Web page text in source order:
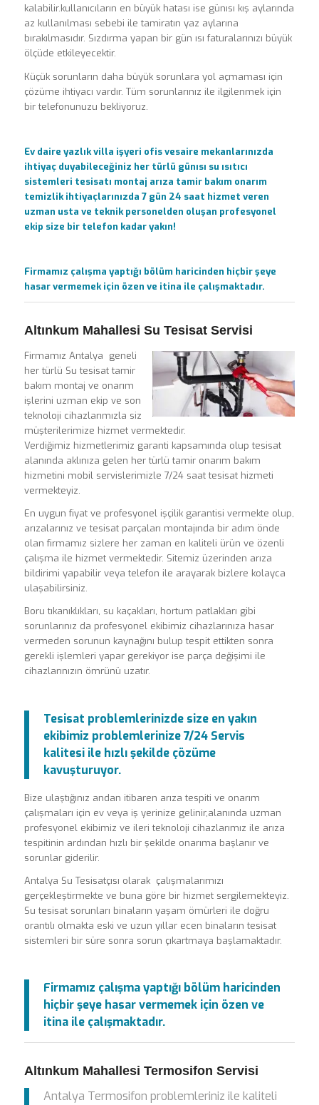
kalabilir.kullanıcıların en büyük hatası ise günısı kış aylarında
az kullanılması sebebi ile tamiratın yaz aylarına
bırakılmasıdır. Sızdırma yapan bir gün ısı faturalarınızı büyük
ölçüde etkileyecektir.
Küçük sorunların daha büyük sorunlara yol açmaması için
çözüme ihtiyacı vardır. Tüm sorunlarınız ile ilgilenmek için
bir telefonunuzu bekliyoruz.
Ev daire yazlık villa işyeri ofis vesaire mekanlarınızda
ihtiyaç duyabileceğiniz her türlü günısı su ısıtıcı
sistemleri tesisatı montaj arıza tamir bakım onarım
temizlik ihtiyaçlarınızda 7 gün 24 saat hizmet veren
uzman usta ve teknik personelden oluşan profesyonel
ekip size bir telefon kadar yakın!
Firmamız çalışma yaptığı bölüm haricinden hiçbir şeye
hasar vermemek için özen ve itina ile çalışmaktadır.
Altınkum Mahallesi Su Tesisat Servisi
Firmamız Antalya geneli
her türlü Su tesisat tamir
bakım montaj ve onarım
işlerini uzman ekip ve son
teknoloji cihazlarımızla siz
müşterilerimize hizmet vermektedir.
Verdiğimiz hizmetlerimiz garanti kapsamında olup tesisat
alanında aklınıza gelen her türlü tamir onarım bakım
hizmetini mobil servislerimizle 7/24 saat tesisat hizmeti
vermekteyiz.
En uygun fiyat ve profesyonel işçilik garantisi vermekte olup,
arızalarınız ve tesisat parçaları montajında bir adım önde
olan firmamız sizlere her zaman en kaliteli ürün ve özenli
çalışma ile hizmet vermektedir. Sitemiz üzerinden arıza
bildirimi yapabilir veya telefon ile arayarak bizlere kolayca
ulaşabilirsiniz.
Boru tıkanıklıkları, su kaçakları, hortum patlakları gibi
sorunlarınız da profesyonel ekibimiz cihazlarınıza hasar
vermeden sorunun kaynağını bulup tespit ettikten sonra
gerekli işlemleri yapar gerekiyor ise parça değişimi ile
cihazlarınızın ömrünü uzatır.
Tesisat problemlerinizde size en yakın
ekibimiz problemlerinize 7/24 Servis
kalitesi ile hızlı şekilde çözüme
kavuşturuyor.
Bize ulaştığınız andan itibaren arıza tespiti ve onarım
çalışmaları için ev veya iş yerinize gelinir,alanında uzman
profesyonel ekibimiz ve ileri teknoloji cihazlarımız ile arıza
tespitinin ardından hızlı bir şekilde onarıma başlanır ve
sorunlar giderilir.
Antalya Su Tesisatçısı olarak çalışmalarımızı
gerçekleştirmekte ve buna göre bir hizmet sergilemekteyiz.
Su tesisat sorunları binaların yaşam ömürleri ile doğru
orantılı olmakta eski ve uzun yıllar ecen binaların tesisat
sistemleri bir süre sonra sorun çıkartmaya başlamaktadır.
Firmamız çalışma yaptığı bölüm haricinden
hiçbir şeye hasar vermemek için özen ve
itina ile çalışmaktadır.
Altınkum Mahallesi Termosifon Servisi
Antalya Termosifon problemleriniz ile kaliteli